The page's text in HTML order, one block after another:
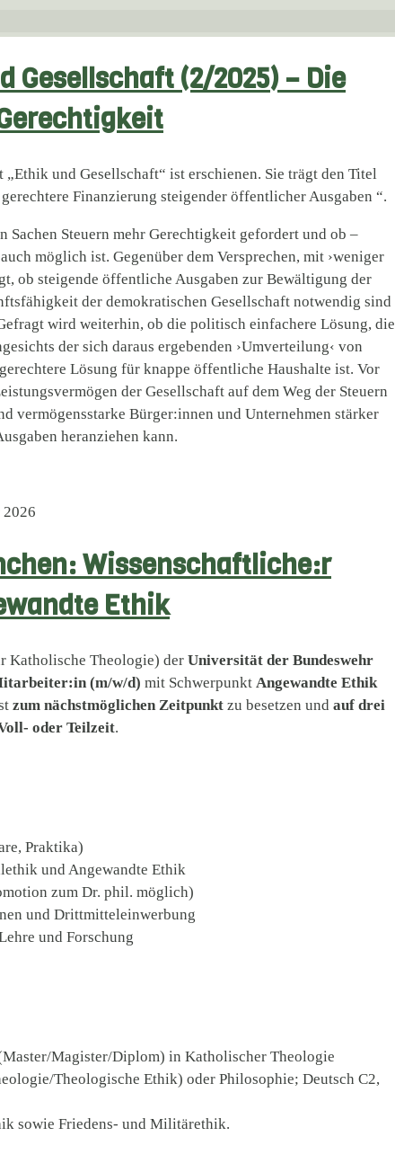
Gesellschaft (2/2025) – Die
und Gesellschaft“ ist erschienen. Sie trägt den Titel
Finanzierung steigender öffentlicher Ausgaben “.
Sachen Steuern mehr Gerechtigkeit gefordert und ob –
möglich ist. Gegenüber dem Versprechen, mit ›weniger
ob steigende öffentliche Ausgaben zur Bewältigung der
der demokratischen Gesellschaft notwendig sind
wird weiterhin, ob die politisch einfachere Lösung, die
der sich daraus ergebenden ›Umverteilung‹ von
Lösung für knappe öffentliche Haushalte ist. Vor
der Gesellschaft auf dem Weg der Steuern
vermögensstarke Bürger:innen und Unternehmen stärker
heranziehen kann.
2026
Wissenschaftliche:r
Ethik
Katholische Theologie) der Universität der Bundeswehr
(m/w/d) mit Schwerpunkt Angewandte Ethik
zum nächstmöglichen Zeitpunkt zu besetzen und auf drei
oder Teilzeit.
Praktika)
und Angewandte Ethik
zum Dr. phil. möglich)
und Drittmitteleinwerbung
und Forschung
Magister/Diplom) in Katholischer Theologie
Theologische Ethik) oder Philosophie; Deutsch C2,
sowie Friedens- und Militärethik.